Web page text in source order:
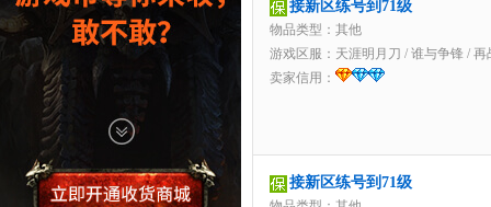
接新区练号到71级
物品类型：其他
游戏区服： 天涯明月刀 / 谁与争锋 / 再
卖家信用：
接新区练号到71级